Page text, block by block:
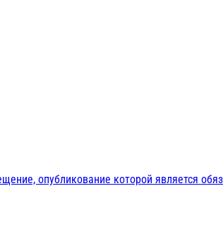
опубликование которой является